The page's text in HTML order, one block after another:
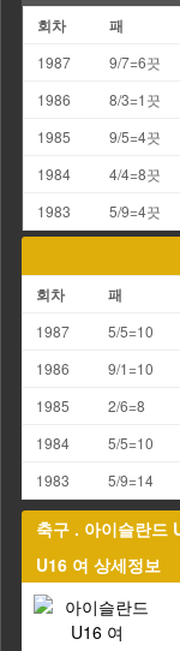
회차 패
1987 9/7=6끗
1986
8/3=1끗
1985
9/5=4끗
1984
4/4=8끗
1983
5/9=4끗
회차 패
1987 5/5=10
1986
9/1=10
1985
2/6=8
1984
5/5=10
1983
5/9=14
축구 . 아이슬란드
U16 여 상세정보